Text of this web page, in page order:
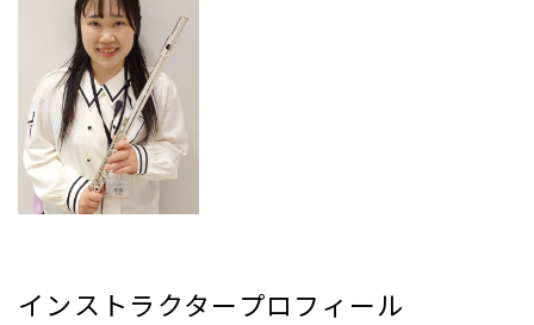
インストラクタープロフィール